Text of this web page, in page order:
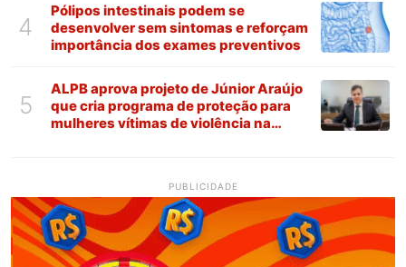
4
Pólipos intestinais podem se
desenvolver sem sintomas e reforçam
importância dos exames preventivos
5
ALPB aprova projeto de Júnior Araújo
que cria programa de proteção para
mulheres vítimas de violência na
PUBLICIDADE